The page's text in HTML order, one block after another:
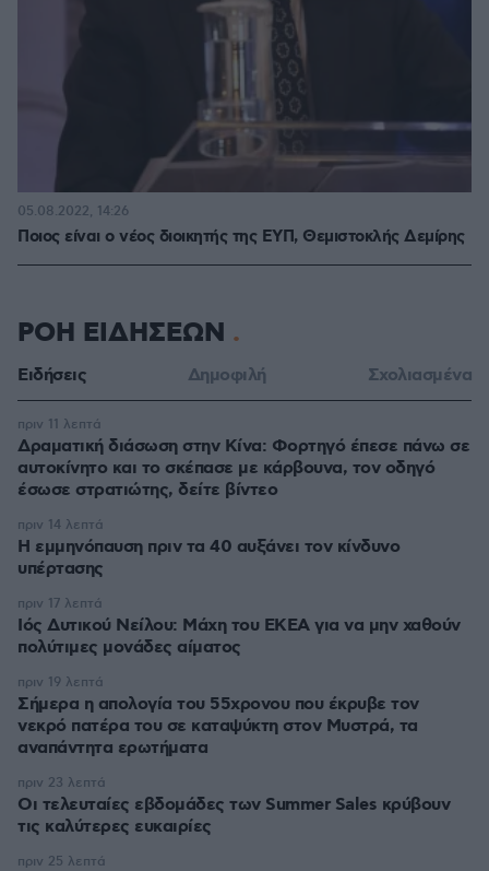
Ποιος είναι ο νέος διοικητής της ΕΥΠ, Θεμιστοκλής Δεμίρης
05.08.2022, 14:26
ΡΟΗ ΕΙΔΗΣΕΩΝ
Ειδήσεις Δημοφιλή Σχολιασμένα
Δραματική διάσωση στην Κίνα: Φορτηγό έπεσε πάνω σε
αυτοκίνητο και το σκέπασε με κάρβουνα, τον οδηγό
έσωσε στρατιώτης, δείτε βίντεο
πριν 11 λεπτά
Η εμμηνόπαυση πριν τα 40 αυξάνει τον κίνδυνο
υπέρτασης
πριν 14 λεπτά
Ιός Δυτικού Νείλου: Μάχη του ΕΚΕΑ για να μην χαθούν
πολύτιμες μονάδες αίματος
πριν 17 λεπτά
Σήμερα η απολογία του 55χρονου που έκρυβε τον
νεκρό πατέρα του σε καταψύκτη στον Μυστρά, τα
αναπάντητα ερωτήματα
πριν 19 λεπτά
Οι τελευταίες εβδομάδες των Summer Sales κρύβουν
τις καλύτερες ευκαιρίες
πριν 23 λεπτά
πριν 25 λεπτά